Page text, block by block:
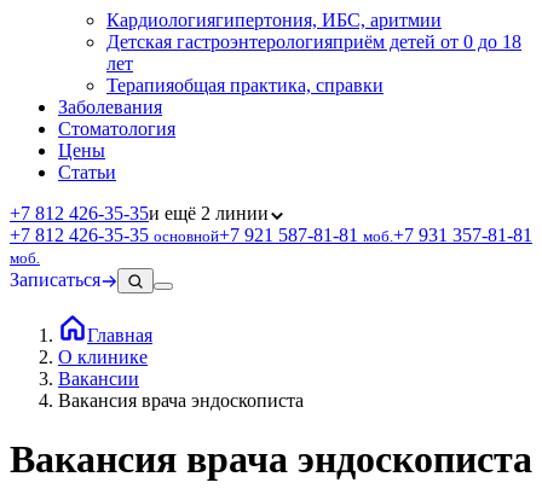
Кардиологиягипертония, ИБС, аритмии
Детская гастроэнтерологияприём детей от 0 до 18
лет
Терапияобщая практика, справки
Заболевания
Стоматология
Цены
Статьи
+7 812 426‑35‑35и ещё 2 линии
+7 812 426‑35‑35 основной+7 921 587‑81‑81 моб. +7 931 357‑81‑81
моб.
Записаться
Главная
О клинике
Вакансии
Вакансия врача эндоскописта
Вакансия врача эндоскописта